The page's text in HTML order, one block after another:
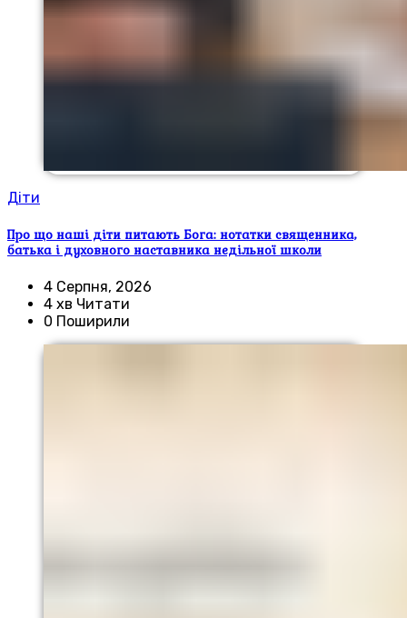
Діти
Про що наші діти питають Бога: нотатки священника,
батька і духовного наставника недільної школи
4 Серпня, 2026
4 хв Читати
0 Поширили